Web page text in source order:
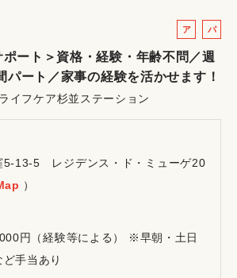
ア
バ
イ
パ
ト
ポート＞資格・経験・年齢不問／週
パート／家事の経験を活かせます！
イフケア杉並ステーション
5-13-5 レジデンス・ド・ミューゲ20
）
円（経験等による） ※早朝・土日
手当あり